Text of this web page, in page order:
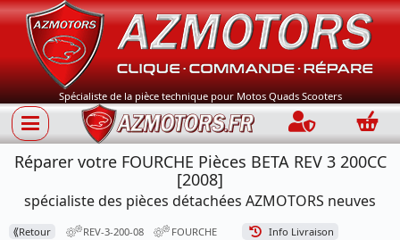
Spécialiste de la pièce technique pour Motos Quads Scooters
Connection
Réparer votre FOURCHE Pièces BETA REV 3 200CC
[2008]
spécialiste des pièces détachées AZMOTORS neuves
⟪Retour REV-3-200-08 FOURCHE Info Livraison